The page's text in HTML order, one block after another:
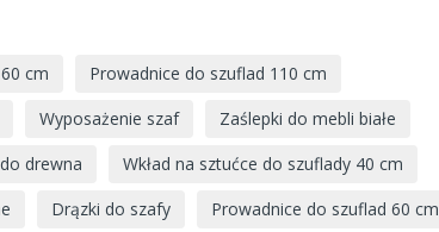
cm
Prowadnice do szuflad 110 cm
Wyposażenie szaf
Zaślepki do mebli białe
drewna
Wkład na sztućce do szuflady 40 cm
Drązki do szafy
Prowadnice do szuflad 60 cm